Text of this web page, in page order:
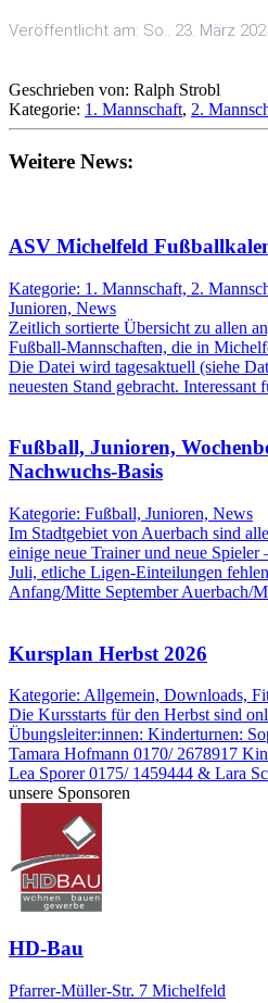
Veröffentlicht am: So.. 23. März
Geschrieben von: Ralph Strobl
Kategorie: 1. Mannschaft, 2.
Weitere News:
ASV Michelfeld
Kategorie: 1. Mannschaft, 2.
Junioren, News
Zeitlich sortierte Übersicht zu allen
Fußball-Mannschaften, die in
Die Datei wird tagesaktuell (siehe
neuesten Stand gebracht.
Fußball, Junioren,
Nachwuchs-Basis
Kategorie: Fußball, Junioren, News
Im Stadtgebiet von Auerbach sind
einige neue Trainer und neue
Juli, etliche Ligen-Einteilungen
Anfang/Mitte September
Kursplan Herbst 2026
Kategorie: Allgemein, Downloads,
Die Kursstarts für den Herbst sind
Übungsleiter:innen: Kinderturnen:
Tamara Hofmann 0170/ 2678917
Lea Sporer 0175/ 1459444 & Lara
unsere Sponsoren
HD-Bau
Pfarrer-Müller-Str. 7 Michelfeld